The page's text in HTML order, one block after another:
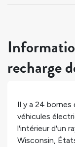
recharge
Il y a 24 bornes
véhicules
l'intérieur d'un
Wisconsin,